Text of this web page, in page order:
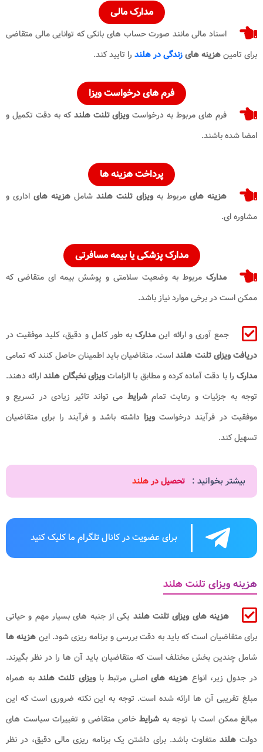
مدارک مالی
اسناد مالی مانند صورت‌ حساب‌ های بانکی که توانایی مالی متقاضی
برای تامینهزینه‌ هایزندگی در هلند را تایید کند.
فرم‌ های درخواست ویزا
فرم‌ های مربوط به درخواست ویزای تلنت هلندکه به دقت تکمیل و
امضا شده باشند.
پرداخت هزینه‌ ها
هزینه‌ های مربوط به ویزای تلنت هلند شامل هزینه‌ های اداری و
مشاوره ای.
مدارک پزشکی یا بیمه مسافرتی
مدارک مربوط به وضعیت سلامتی و پوشش بیمه ای متقاضی که
ممکن است در برخی موارد نیاز باشد.
جمع‌ آوری و ارائه این مدارک به طور کامل و دقیق، کلید موفقیت در
دریافت ویزای تلنت هلنداست. متقاضیان باید اطمینان حاصل کنند که تمامی
مدارک را با دقت آماده کرده و مطابق با الزاماتویزای نخبگان هلندارائه دهند.
توجه به جزئیات و رعایت تمامشرایط می ‌تواند تاثیر زیادی در تسریع و
موفقیت در فرآیند درخواستویزاداشته باشد و فرآیند را برای متقاضیان
تسهیل کند.
بیشتر بخوانید : تحصیل در هلند
برای عضویت در کانال تلگرام ما کلیک کنید
هزینه ویزای تلنت هلند
هزینه‌ های ویزای تلنت هلند یکی از جنبه‌ های بسیار مهم و حیاتی
برای متقاضیان است که باید به دقت بررسی و برنامه‌ ریزی شود. این هزینه ‌ها
شامل چندین بخش مختلف است که متقاضیان باید آن ها را در نظر بگیرند.
در جدول زیر، انواع هزینه ‌هایاصلی مرتبط باویزای تلنت هلند به همراه
مبلغ تقریبی آن ها ارائه شده است. توجه به این نکته ضروری است که این
مبالغ ممکن است با توجه به شرایطخاص متقاضی و تغییرات سیاست های
دولت هلند متفاوت باشد. برای داشتن یک برنامه ریزی مالی دقیق، در نظر